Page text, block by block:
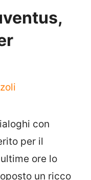
con
per il
ore lo
un ricco